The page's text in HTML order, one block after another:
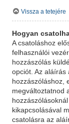
Vissza a tetejére
Hogyan
A csatoláshoz
felhasználói
hozzászólás
opciót. Az aláírás
hozzászóláshoz,
megváltoztatnod
kikapcsolásával
csatolásra az